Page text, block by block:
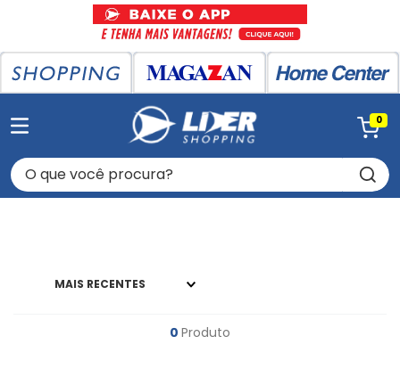
0
O que você procura?
MAIS RECENTES
0 Produto